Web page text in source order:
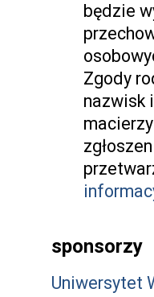
będzie
Zgody
nazwisk
sponsorzy
Uniwersytet